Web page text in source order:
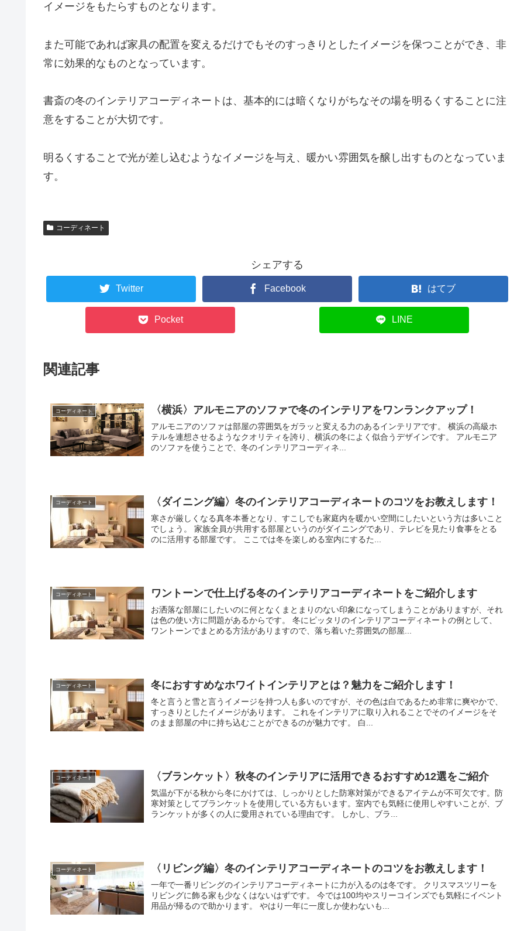
イメージをもたらすものとなります。
また可能であれば家具の配置を変えるだけでもそのすっきりとしたイメージを保つことができ、非
常に効果的なものとなっています。
書斎の冬のインテリアコーディネートは、基本的には暗くなりがちなその場を明るくすることに注
意をすることが大切です。
明るくすることで光が差し込むようなイメージを与え、暖かい雰囲気を醸し出すものとなっていま
す。
コーディネート
シェアする
Twitter Facebook はてブ
Pocket LINE
関連記事
コーディネート 〈横浜〉アルモニアのソファで冬のインテリアをワンランクアップ！
アルモニアのソファは部屋の雰囲気をガラッと変える力のあるインテリアです。 横浜の高級ホ
テルを連想させるようなクオリティを誇り、横浜の冬によく似合うデザインです。 アルモニア
のソファを使うことで、冬のインテリアコーディネ...
コーディネート 〈ダイニング編〉冬のインテリアコーディネートのコツをお教えします！
寒さが厳しくなる真冬本番となり、すこしでも家庭内を暖かい空間にしたいという方は多いこと
でしょう。 家族全員が共用する部屋というのがダイニングであり、テレビを見たり食事をとる
のに活用する部屋です。 ここでは冬を楽しめる室内にするた...
コーディネート ワントーンで仕上げる冬のインテリアコーディネートをご紹介します
お洒落な部屋にしたいのに何となくまとまりのない印象になってしまうことがありますが、それ
は色の使い方に問題があるからです。 冬にピッタリのインテリアコーディネートの例として、
ワントーンでまとめる方法がありますので、落ち着いた雰囲気の部屋...
コーディネート 冬におすすめなホワイトインテリアとは？魅力をご紹介します！
冬と言うと雪と言うイメージを持つ人も多いのですが、その色は白であるため非常に爽やかで、
すっきりとしたイメージがあります。 これをインテリアに取り入れることでそのイメージをそ
のまま部屋の中に持ち込むことができるのが魅力です。 白...
コーディネート 〈ブランケット〉秋冬のインテリアに活用できるおすすめ12選をご紹介
気温が下がる秋から冬にかけては、しっかりとした防寒対策ができるアイテムが不可欠です。防
寒対策としてブランケットを使用している方もいます。室内でも気軽に使用しやすいことが、ブ
ランケットが多くの人に愛用されている理由です。 しかし、ブラ...
コーディネート 〈リビング編〉冬のインテリアコーディネートのコツをお教えします！
一年で一番リビングのインテリアコーディネートに力が入るのは冬です。 クリスマスツリーを
リビングに飾る家も少なくはないはずです。 今では100均やスリーコインズでも気軽にイベント
用品が帰るので助かります。 やはり一年に一度しか使わないも...